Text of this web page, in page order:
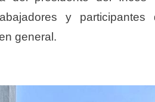
y
general.